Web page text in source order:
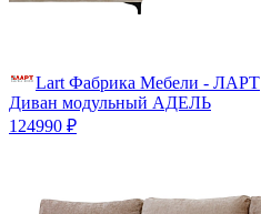
Lart Фабрика Мебели - ЛАРТ
Диван модульный АДЕЛЬ
124990 ₽